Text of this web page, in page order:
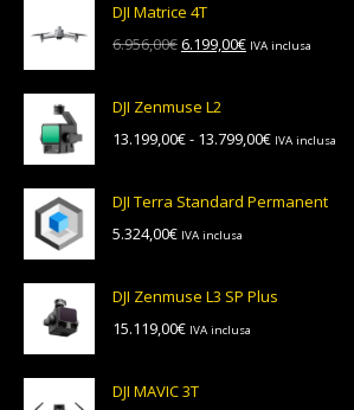
DJI Matrice 4T
6.956,00€Il
6.956,00€.
6.199,00€Il
6.199,00€.
IVA inclusa
DJI Zenmuse L2
13.199,00€- 13.799,00€Fascia
13.799,00€
IVA inclusa
DJI Terra Standard Permanent
5.324,00€ IVA inclusa
DJI Zenmuse L3 SP Plus
15.119,00€ IVA inclusa
DJI MAVIC 3T